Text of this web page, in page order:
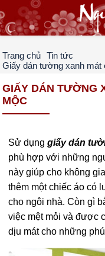
Trang chủ
Tin tức
Giấy dán tường xanh
GIẤY DÁN TƯỜNG
MỘC
Sử dụnggiấy dán
phù hợp với những
này giúp cho không
thêm một chiếc áo có
cho ngôi nhà. Còn gì
việc mệt mỏi và được
dịu mát cho những